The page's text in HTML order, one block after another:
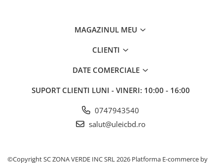
MAGAZINUL MEU
CLIENTI
DATE COMERCIALE
SUPORT CLIENTI LUNI - VINERI: 10:00 - 16:00
0747943540
salut@uleicbd.ro
©Copyright SC ZONA VERDE INC SRL 2026 Platforma E-commerce by